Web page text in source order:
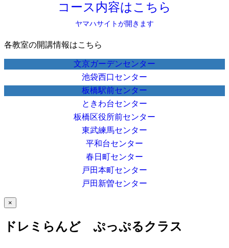
コース内容はこちら
ヤマハサイトが開きます
各教室の開講情報はこちら
文京ガーデンセンター
池袋西口センター
板橋駅前センター
ときわ台センター
板橋区役所前センター
東武練馬センター
平和台センター
春日町センター
戸田本町センター
戸田新曽センター
×
ドレミらんど ぷっぷるクラス